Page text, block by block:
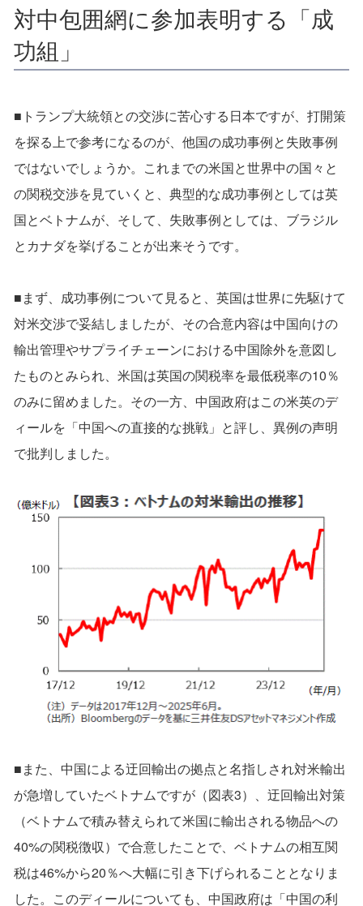
対中包囲網に参加表明する「成
功組」
■トランプ大統領との交渉に苦心する日本ですが、打開策
を探る上で参考になるのが、他国の成功事例と失敗事例
ではないでしょうか。これまでの米国と世界中の国々と
の関税交渉を見ていくと、典型的な成功事例としては英
国とベトナムが、そして、失敗事例としては、ブラジル
とカナダを挙げることが出来そうです。
■まず、成功事例について見ると、英国は世界に先駆けて
対米交渉で妥結しましたが、その合意内容は中国向けの
輸出管理やサプライチェーンにおける中国除外を意図し
たものとみられ、米国は英国の関税率を最低税率の10％
のみに留めました。その一方、中国政府はこの米英のデ
ィールを「中国への直接的な挑戦」と評し、異例の声明
で批判しました。
■また、中国による迂回輸出の拠点と名指しされ対米輸出
が急増していたベトナムですが（図表3）、迂回輸出対策
（ベトナムで積み替えられて米国に輸出される物品への
40%の関税徴収）で合意したことで、ベトナムの相互関
税は46%から20％へ大幅に引き下げられることとなりま
した。このディールについても、中国政府は「中国の利